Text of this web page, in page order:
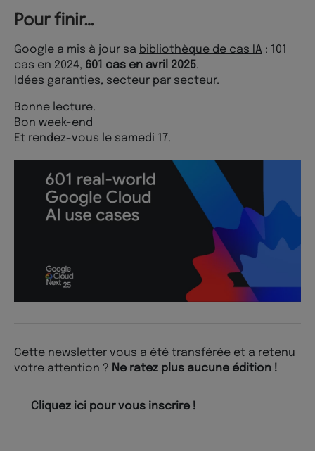
Pour finir…
Google a mis à jour sa bibliothèque de cas IA : 101
cas en 2024, 601 cas en avril 2025.
Idées garanties, secteur par secteur.
Bonne lecture.
Bon week-end
Et rendez-vous le samedi 17.
Cette newsletter vous a été transférée et a retenu
votre attention ? Ne ratez plus aucune édition !
Cliquez ici pour vous inscrire !